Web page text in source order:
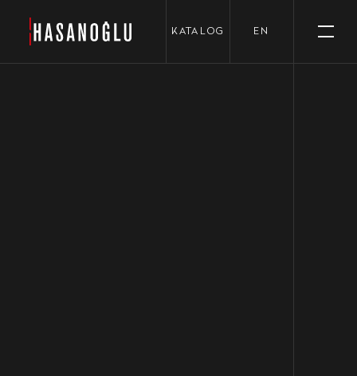
KATALOG EN